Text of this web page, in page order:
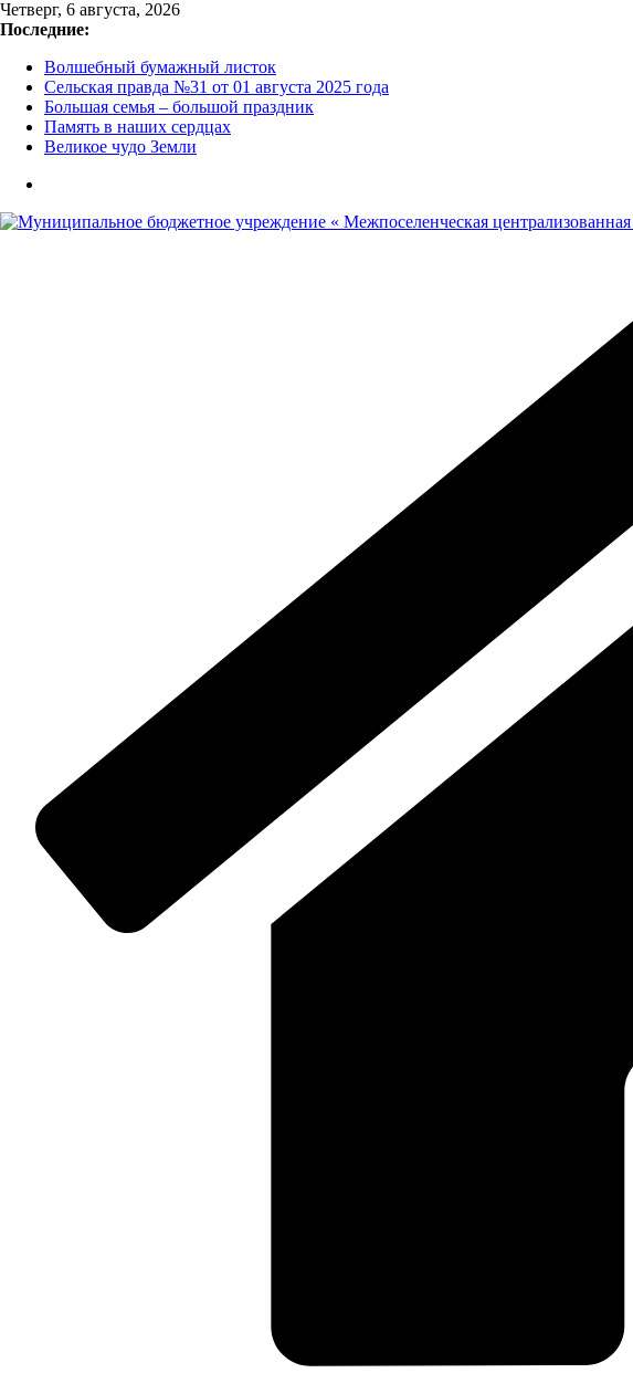
Перейти
к
Четверг, 6 августа, 2026
Последние:
Волшебный бумажный листок
Сельская правда №31 от 01 августа 2025 года
Большая семья – большой праздник
Память в наших сердцах
Великое чудо Земли